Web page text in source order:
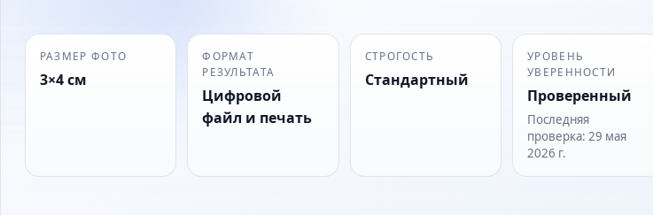
РАЗМЕР ФОТО
3×4 см
ФОРМАТ
РЕЗУЛЬТАТА
Цифровой
файл и печать
СТРОГОСТЬ
Стандартный
УРОВЕНЬ
УВЕРЕННОСТИ
Проверенный
Последняя
проверка:29 мая
2026 г.